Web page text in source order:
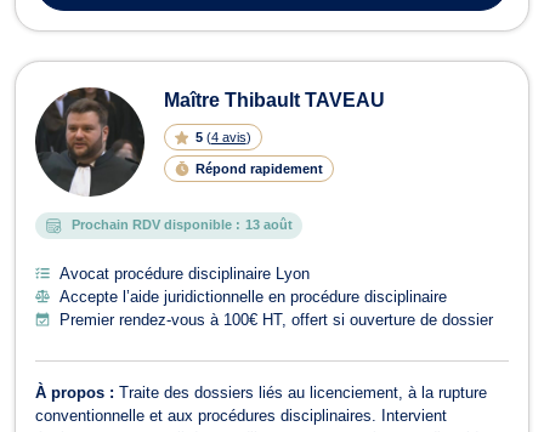
Maître Thibault TAVEAU
5 (4 avis)
Répond rapidement
Prochain RDV disponible : 13 août
Avocat procédure disciplinaire Lyon
Accepte l’aide juridictionnelle en procédure disciplinaire
Premier rendez-vous à 100€ HT, offert si ouverture de dossier
À propos : Traite des dossiers liés au licenciement, à la rupture
conventionnelle et aux procédures disciplinaires. Intervient